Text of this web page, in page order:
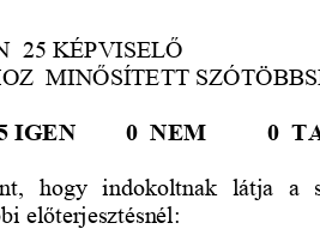
25 KÉPVISELŐ
MINŐSÍTETT
IGEN 0 NEM 0
hogy indokoltnak   látja   a
előterjesztésnél: